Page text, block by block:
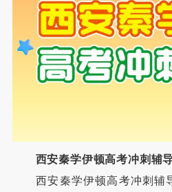
西安秦学伊顿高考冲刺辅
西安秦学伊顿高考冲刺辅